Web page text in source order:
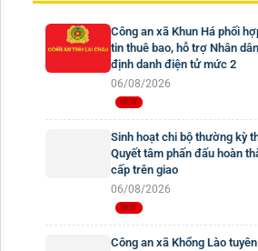
Công an xã Khun Há phối
tin thuê bao, hỗ trợ Nhân
định danh điện tử mức 2
06/08/2026
Sinh hoạt chi bộ thường kỳ
Quyết tâm phấn đấu hoàn
cấp trên giao
06/08/2026
Công an xã Khổng Lào